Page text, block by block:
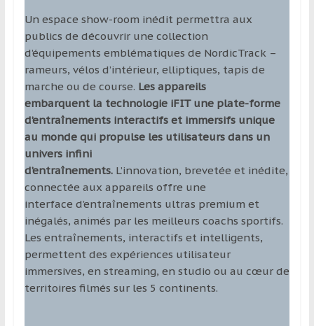
Un espace show-room inédit permettra aux
publics de découvrir une collection
d’équipements emblématiques de NordicTrack –
rameurs, vélos d’intérieur, elliptiques, tapis de
marche ou de course. Les appareils
embarquent la technologie iFIT une plate-forme
d’entraînements interactifs et immersifs unique
au monde qui propulse les utilisateurs dans un
univers infini
d’entraînements. L’innovation, brevetée et inédite,
connectée aux appareils offre une
interface d’entraînements ultras premium et
inégalés, animés par les meilleurs coachs sportifs.
Les entraînements, interactifs et intelligents,
permettent des expériences utilisateur
immersives, en streaming, en studio ou au cœur de
territoires filmés sur les 5 continents.